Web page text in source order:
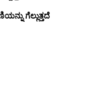
ಗೆಲ್ಲುತ್ತದೆ